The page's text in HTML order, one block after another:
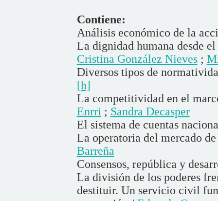
Contiene:
Análisis económico de la
La dignidad humana desde
Cristina González Nieves;
Diversos tipos de
[h]
La competitividad en el
Enrri ; Sandra Decasper
El sistema de cuentas
La operatoria del mercado
Barreña
Consensos, república y
La división de los poderes
destituir. Un servicio civil